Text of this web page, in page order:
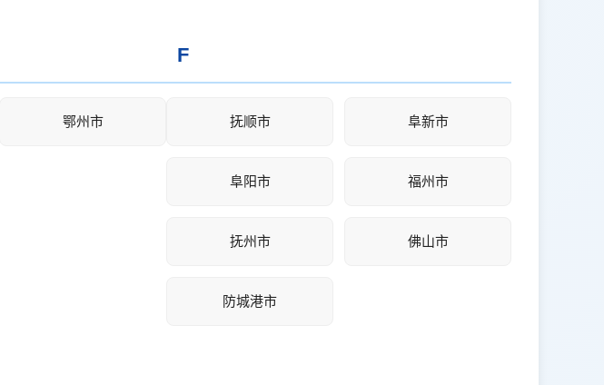
鄂州市
F
抚顺市 阜新市
阜阳市 福州市
抚州市 佛山市
防城港市